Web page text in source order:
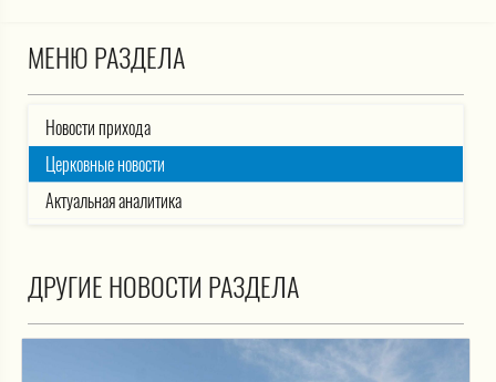
МЕНЮ РАЗДЕЛА
Новости прихода
Церковные новости
Актуальная аналитика
ДРУГИЕ НОВОСТИ РАЗДЕЛА